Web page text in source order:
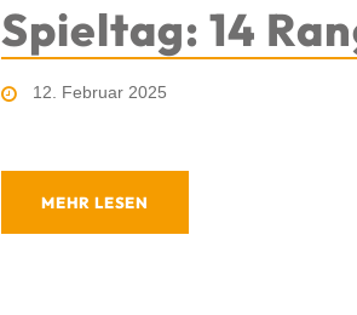
Spieltag: 14
12. Februar 2025
MEHR LESEN